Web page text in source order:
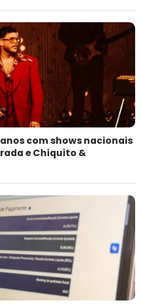
com shows nacionais
e Chiquito &